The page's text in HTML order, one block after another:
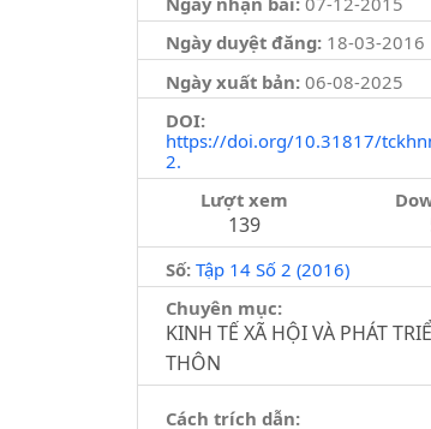
Ngày duyệt đăng:18-03-2016
Ngày xuất bản: 06-08-2025
DOI:
https://doi.org/10.31817/
2.
Lượt xem
139
Số: Tập 14 Số 2 (2016)
Chuyên mục:
KINH TẾ XÃ HỘI VÀ PHÁT
THÔN
Cách trích dẫn: